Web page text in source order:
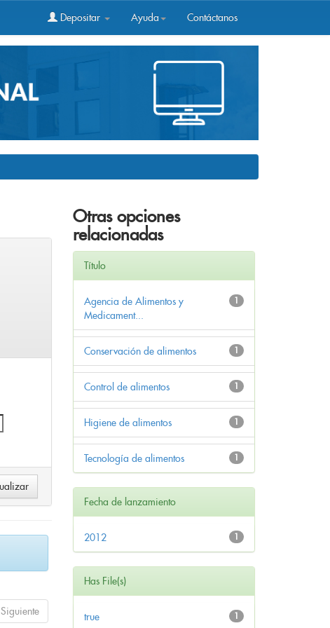
Depositar Ayuda Contáctanos
Siguiente
Otras opciones
relacionadas
Título
1
Agencia de Alimentos y
Medicament...
1
Conservación de alimentos
1
Control de alimentos
1
Higiene de alimentos
1
Tecnología de alimentos
Fecha de lanzamiento
1
2012
Has File(s)
1
true